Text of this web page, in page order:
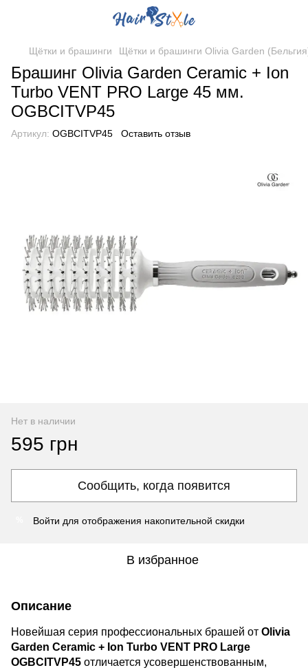
Щётки и брашинги Щётки и брашинги Olivia Garden
Брашинг Оlivia Garden Ceramic + Ion
Turbo VENT PRO Large 45 мм.
OGBCITVP45
Артикул: OGBCITVP45 Оставить отзыв
Нет в наличии
595 грн
Сообщить, когда появится
Войти для отображения накопительной скидки
В избранное
Описание
Новейшая серия профессиональных брашей от Olivia
Garden Ceramic + Ion Turbo VENT PRO Large
OGBCITVP45 отличается усовершенствованным,